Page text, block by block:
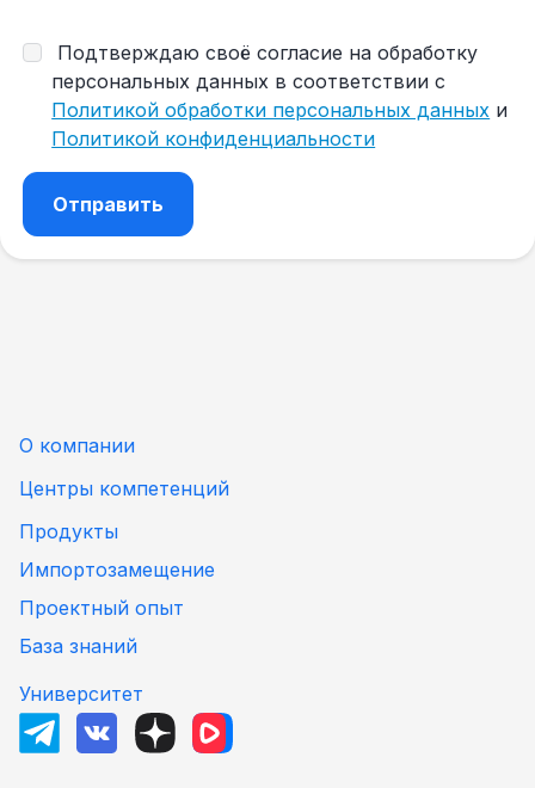
Подтверждаю своё согласие на обработку
персональных данных в соответствии с
Политикой обработки персональных данных и
Политикой конфиденциальности
О компании
Центры компетенций
Продукты
Импортозамещение
Проектный опыт
База знаний
Университет